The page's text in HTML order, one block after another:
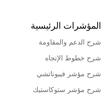
المؤشرات الرئيسية
شرح الدعم والمقاومة
شرح خطوط الإتجاه
شرح مؤشر فيبوناتشي
شرح مؤشر ستوكاستيك